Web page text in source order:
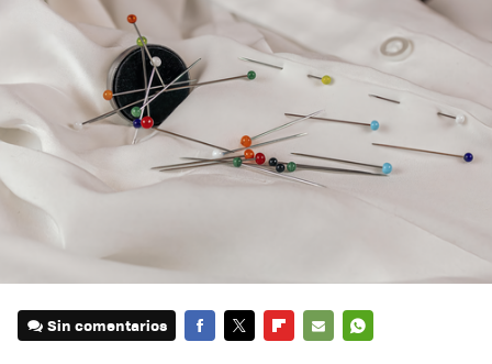
Sin comentarios